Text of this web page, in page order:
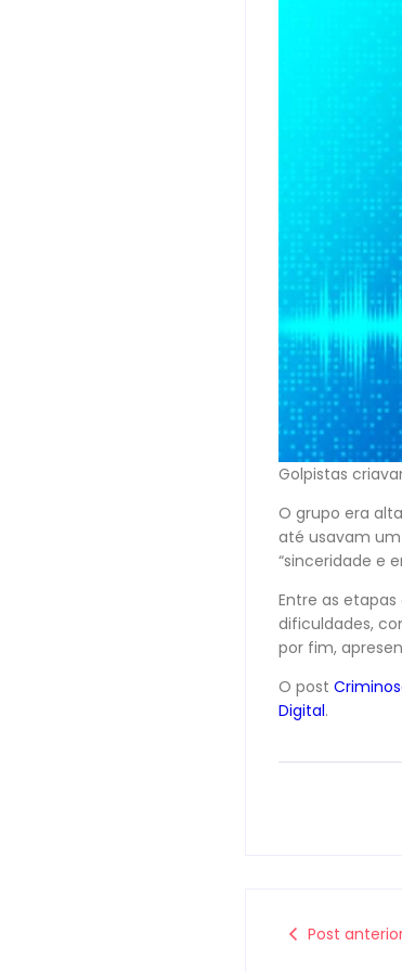
Golpistas
O grupo era
até usavam
“sinceridade e
Entre as
dificuldades,
por fim,
O post
Digital.
Post